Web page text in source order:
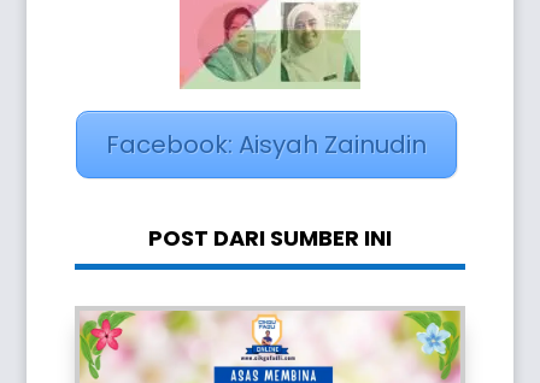
Facebook: Aisyah Zainudin
POST DARI SUMBER INI